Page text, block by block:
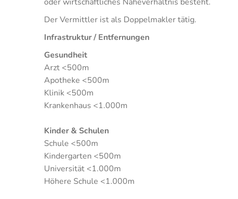
Der Vermittler ist als Doppelmakler tätig.
Infrastruktur / Entfernungen
Gesundheit
Arzt <500m
Apotheke <500m
Klinik <500m
Krankenhaus <1.000m
Kinder & Schulen
Schule <500m
Kindergarten <500m
Universität <1.000m
Höhere Schule <1.000m